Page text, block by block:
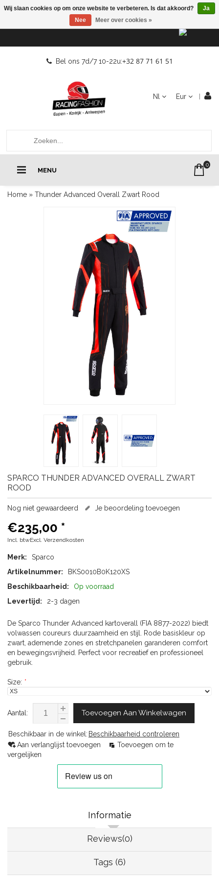
Bel ons 7d/7 10-22u:+32 87 71 61 51
Nl Eur
MENU
0
Home » Thunder Advanced Overall Zwart Rood
SPARCO THUNDER ADVANCED OVERALL ZWART
ROOD
Nog niet gewaardeerd Je beoordeling toevoegen
€235,00 *
Incl. btwExcl. Verzendkosten
Merk:
Sparco
Artikelnummer:
BKS0010B0K120XS
Beschikbaarheid:
Op voorraad
Levertijd:
2-3 dagen
De Sparco Thunder Advanced kartoverall (FIA 8877-2022) biedt
volwassen coureurs duurzaamheid en stijl. Rode basiskleur op
zwart, ademende zones en stretchpanelen garanderen comfort
en bewegingsvrijheid. Perfect voor recreatief en professioneel
gebruik.
Size: *
Aantal: Toevoegen Aan Winkelwagen
Beschikbaar in de winkel: Beschikbaarheid controleren
Aan verlanglijst toevoegen
Toevoegen om te
vergelijken
Informatie
Reviews(0)
Tags (6)
Wij slaan cookies op om onze website te verbeteren. Is dat akkoord?
Ja
Nee
Meer over cookies »